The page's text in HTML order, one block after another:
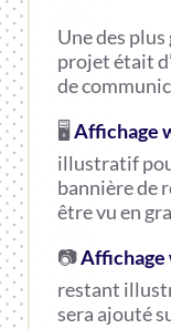
Une des
projet était
de
🖥️ Affichage
illustratif
bannière de
être vu en
📷Affichage
restant
sera ajouté